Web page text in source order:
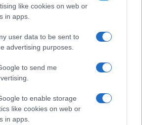
like cookies on web or
in apps.
user data to be sent to
advertising purposes.
to send me
to enable storage
like cookies on web or
in apps.